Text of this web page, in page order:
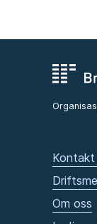
Kontakt
Om oss